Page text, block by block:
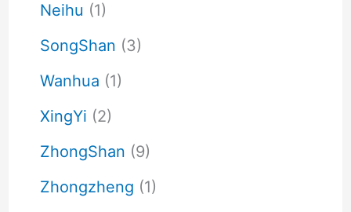
Neihu (1)
SongShan (3)
Wanhua (1)
XingYi (2)
ZhongShan (9)
Zhongzheng (1)